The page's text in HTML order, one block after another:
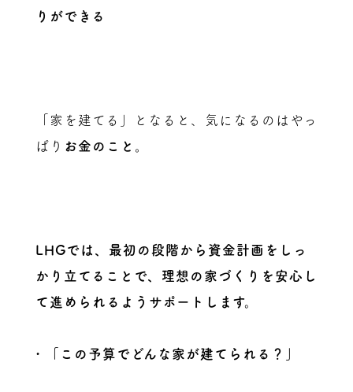
りができる
「家を建てる」となると、気になるのはやっ
ぱり お金のこと 。
LHGでは、最初の段階から資金計画をしっ
かり立てることで、理想の家づくりを安心し
て進められるようサポートします。
• 「この予算でどんな家が建てられる？」